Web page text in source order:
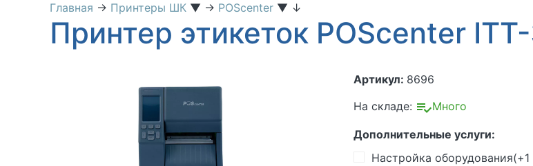
Главная → Принтеры ШК ▼ → POScenter ▼ ↓
Принтер этикеток POScenter
Артикул: 8696
На складе:
Много
Дополнительные услуги:
Настройка оборудования(+